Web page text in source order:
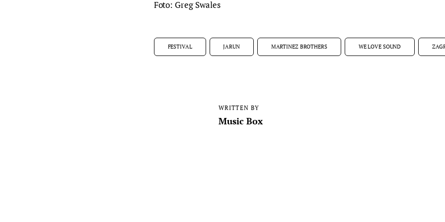
Foto: Greg Swales
FESTIVAL JARUN MARTINEZ BROTHERS WE LOVE SOUND
WRITTEN BY
Music Box